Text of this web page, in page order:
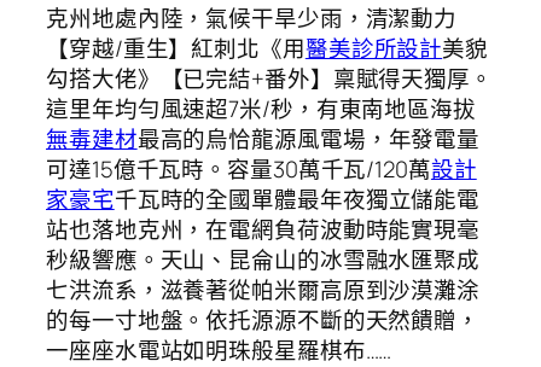
克州地處內陸，氣候干旱少雨，清潔動力
【穿越/重生】紅刺北《用醫美診所設計美貌
勾搭大佬》【已完結+番外】稟賦得天獨厚。
這里年均勻風速超7米/秒，有東南地區海拔
無毒建材最高的烏恰龍源風電場，年發電量
可達15億千瓦時。容量30萬千瓦/120萬設計
家豪宅千瓦時的全國單體最年夜獨立儲能電
站也落地克州，在電網負荷波動時能實現毫
秒級響應。天山、昆侖山的冰雪融水匯聚成
七洪流系，滋養著從帕米爾高原到沙漠灘涂
的每一寸地盤。依托源源不斷的天然饋贈，
一座座水電站如明珠般星羅棋布……